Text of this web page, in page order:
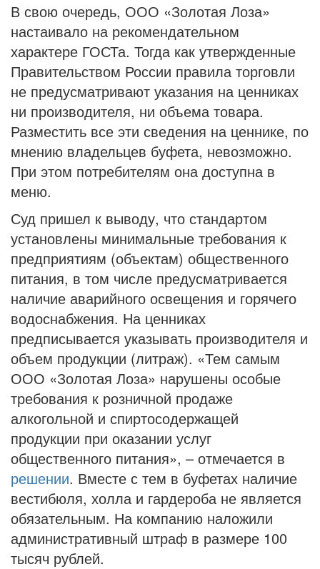
В свою очередь, ООО «Золотая Лоза»
настаивало на рекомендательном
характере ГОСТа. Тогда как утвержденные
Правительством России правила торговли
не предусматривают указания на ценниках
ни производителя, ни объема товара.
Разместить все эти сведения на ценнике, по
мнению владельцев буфета, невозможно.
При этом потребителям она доступна в
меню.
Суд пришел к выводу, что стандартом
установлены минимальные требования к
предприятиям (объектам) общественного
питания, в том числе предусматривается
наличие аварийного освещения и горячего
водоснабжения. На ценниках
предписывается указывать производителя и
объем продукции (литраж). «Тем самым
ООО «Золотая Лоза» нарушены особые
требования к розничной продаже
алкогольной и спиртосодержащей
продукции при оказании услуг
общественного питания», – отмечается в
решении. Вместе с тем в буфетах наличие
вестибюля, холла и гардероба не является
обязательным. На компанию наложили
административный штраф в размере 100
тысяч рублей.